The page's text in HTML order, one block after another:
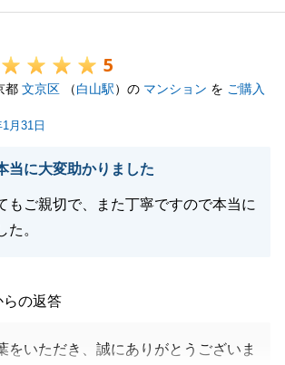
ります。
5
都 文京区 （白山駅）の マンション を ご購入
月31日
当に大変助かりました
もご親切で、また丁寧ですので本当に
た。
らの返答
をいただき、誠にありがとうございま